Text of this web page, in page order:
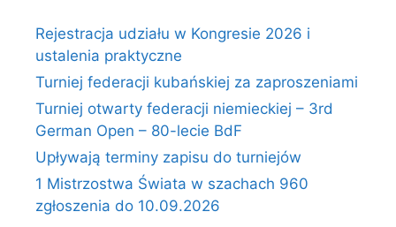
Rejestracja udziału w Kongresie 2026 i
ustalenia praktyczne
Turniej federacji kubańskiej za zaproszeniami
Turniej otwarty federacji niemieckiej – 3rd
German Open – 80-lecie BdF
Upływają terminy zapisu do turniejów
1 Mistrzostwa Świata w szachach 960
zgłoszenia do 10.09.2026